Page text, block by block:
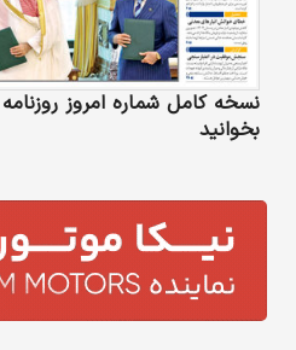
نسخه کامل شماره امروز روزنامه
بخوانید